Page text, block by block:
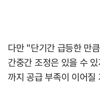
다만 "단기간 급등한 만
간중간 조정은 있을 수
까지 공급 부족이 이어